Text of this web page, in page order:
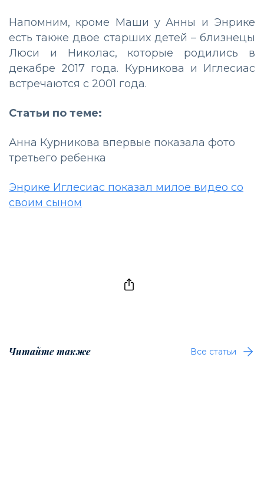
Напомним, кроме Маши у Анны и Энрике
есть также двое старших детей – близнецы
Люси и Николас, которые родились в
декабре 2017 года. Курникова и Иглесиас
встречаются с 2001 года.
Статьи по теме:
Анна Курникова впервые показала фото
третьего ребенка
Энрике Иглесиас показал милое видео со
своим сыном
Читайте также Все статьи